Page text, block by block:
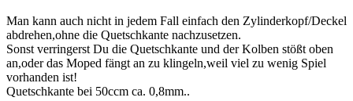
Man kann auch nicht in jedem Fall einfach den Zylinderkopf/Deckel
abdrehen,ohne die Quetschkante nachzusetzen.
Sonst verringerst Du die Quetschkante und der Kolben stößt oben
an,oder das Moped fängt an zu klingeln,weil viel zu wenig Spiel
vorhanden ist!
Quetschkante bei 50ccm ca. 0,8mm..